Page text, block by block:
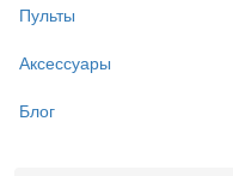
Пульты
Аксессуары
Блог